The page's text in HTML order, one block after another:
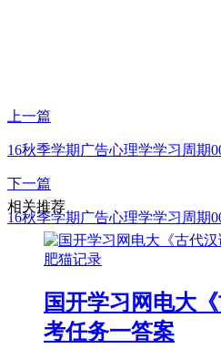
上一篇
16秋季学期广告心理学学习周期
下一篇
16秋季学期广告心理学学习周期
相关推荐
国开学习网电大
考任务一答案